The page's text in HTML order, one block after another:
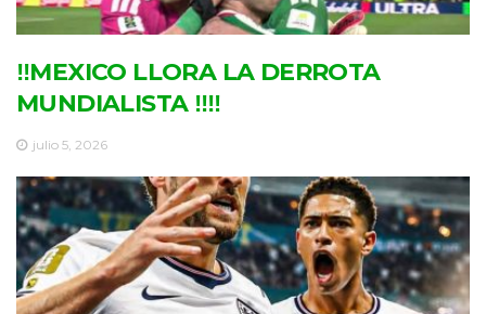
‼MEXICO LLORA LA DERROTA
MUNDIALISTA ‼‼
julio 5, 2026